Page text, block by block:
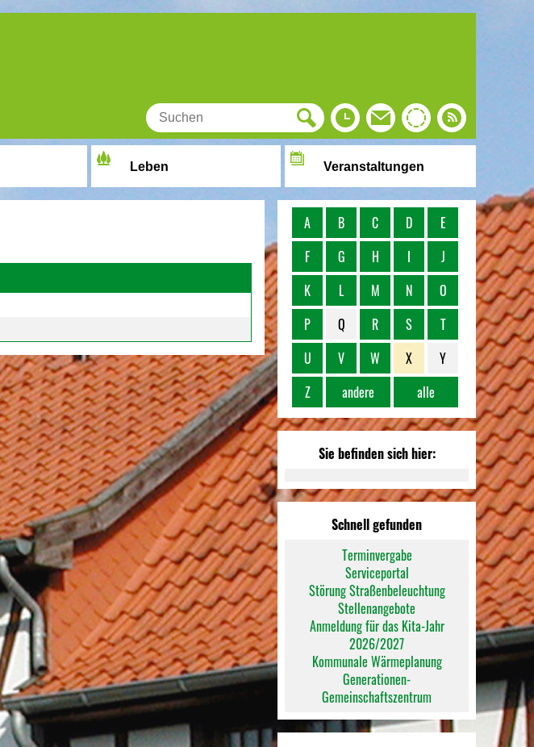
Leben Veranstaltungen
alle
A B C D
E
F
G H I
J
K
L M N
O
P
Q R S
T
U
V W X
Y
Z
andere
Sie befinden sich hier:
Schnell gefunden
Terminvergabe
Serviceportal
Störung Straßenbeleuchtung
Stellenangebote
Anmeldung für das Kita-Jahr
2026/2027
Kommunale Wärmeplanung
Generationen-
Gemeinschaftszentrum